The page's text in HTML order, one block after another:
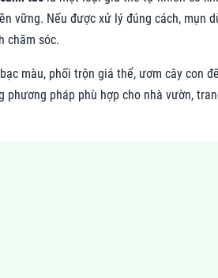
vững. Nếu được xử lý đúng cách, mụn
chăm sóc.
màu, phối trộn giá thể, ươm cây con
pháp phù hợp cho nhà vườn,